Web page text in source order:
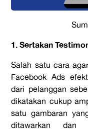
1. Sertakan
Salah satu cara
Facebook Ads
dari pelanggan
dikatakan cukup
satu gambaran
ditawarkan dan